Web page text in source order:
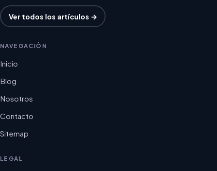
Ver todos los artículos →
NAVEGACIÓN
Inicio
Blog
Nosotros
Contacto
Sitemap
LEGAL